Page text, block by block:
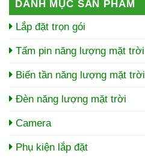
DANH MỤC SẢN PHẨM
Lắp đặt trọn gói
Tấm pin năng lượng mặt trời
Biến tần năng lượng mặt trời
Đèn năng lượng mặt trời
Camera
Phụ kiện lắp đặt